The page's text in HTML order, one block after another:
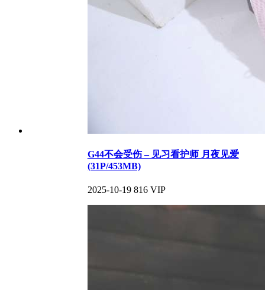
G44不会受伤 – 见习看护师 月夜见爱
(31P/453MB)
2025-10-19 816 VIP